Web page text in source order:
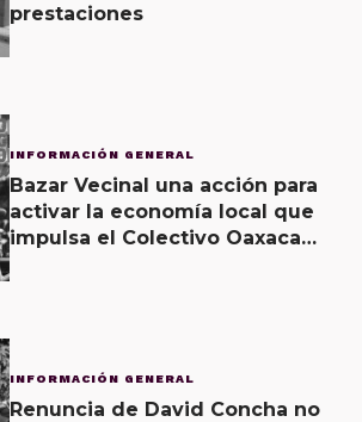
prestaciones
INFORMACIÓN GENERAL
Bazar Vecinal una acción para
activar la economía local que
impulsa el Colectivo Oaxaca
INFORMACIÓN GENERAL
Renuncia de David Concha no